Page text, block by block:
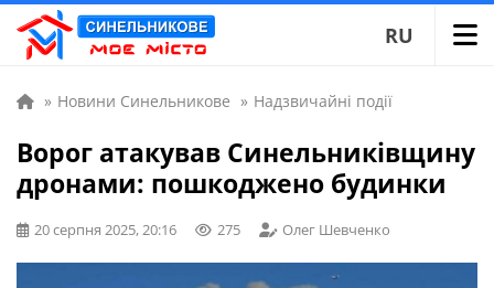
RU
» Новини Синельникове » Надзвичайні події
Ворог атакував Синельниківщину
дронами: пошкоджено будинки
20 серпня 2025, 20:16 275 Олег Шевченко